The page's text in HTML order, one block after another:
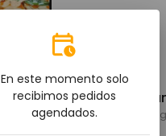
sushi dog
, queso crema,
En este momento solo
recibimos pedidos
agendados.